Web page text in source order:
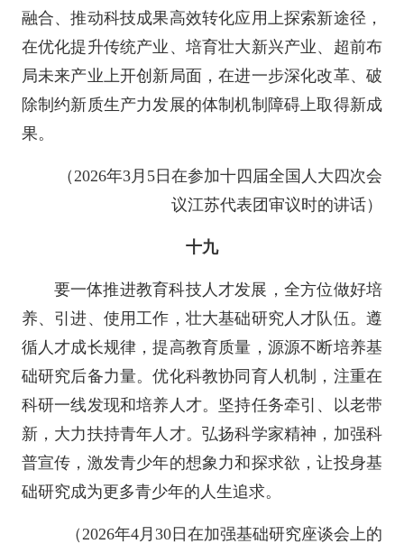
融合、推动科技成果高效转化应用上探索新途径，
在优化提升传统产业、培育壮大新兴产业、超前布
局未来产业上开创新局面，在进一步深化改革、破
除制约新质生产力发展的体制机制障碍上取得新成
果。
（2026年3月5日在参加十四届全国人大四次会
议江苏代表团审议时的讲话）
十九
要一体推进教育科技人才发展，全方位做好培
养、引进、使用工作，壮大基础研究人才队伍。遵
循人才成长规律，提高教育质量，源源不断培养基
础研究后备力量。优化科教协同育人机制，注重在
科研一线发现和培养人才。坚持任务牵引、以老带
新，大力扶持青年人才。弘扬科学家精神，加强科
普宣传，激发青少年的想象力和探求欲，让投身基
础研究成为更多青少年的人生追求。
（2026年4月30日在加强基础研究座谈会上的